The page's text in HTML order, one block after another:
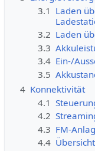
3.1 Laden
3.2 Laden
3.3
3.4 Ein-/
3.5
4 Konnektivität
4.1
4.2
4.3 FM-
4.4